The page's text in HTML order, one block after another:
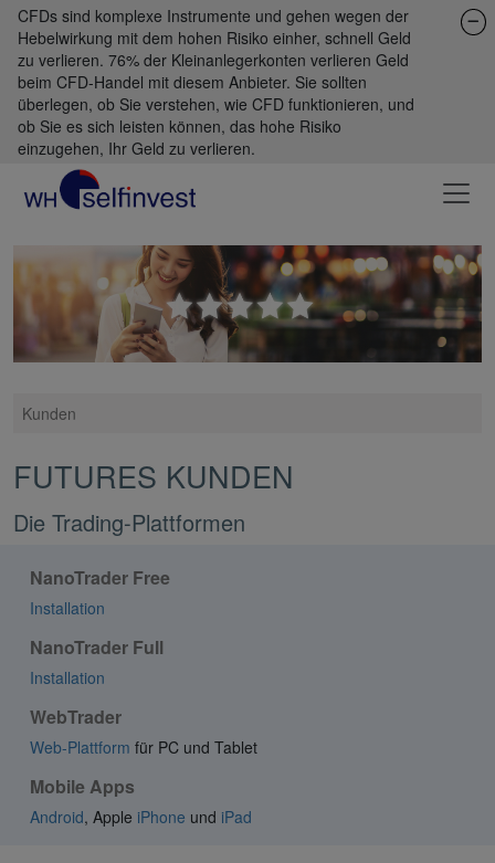
CFDs sind komplexe Instrumente und gehen wegen der
Hebelwirkung mit dem hohen Risiko einher, schnell Geld
zu verlieren. 76% der Kleinanlegerkonten verlieren Geld
beim CFD-Handel mit diesem Anbieter. Sie sollten
überlegen, ob Sie verstehen, wie CFD funktionieren, und
ob Sie es sich leisten können, das hohe Risiko
einzugehen, Ihr Geld zu verlieren.
Kunden
FUTURES KUNDEN
Die Trading-Plattformen
NanoTrader Free
Installation
NanoTrader Full
Installation
WebTrader
Web-Plattform für PC und Tablet
Mobile Apps
Android, Apple iPhone und iPad